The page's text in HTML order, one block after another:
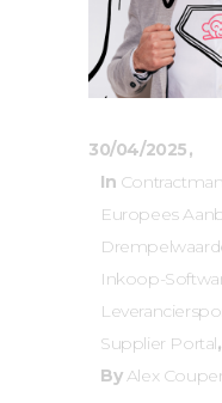
30/04/2025
In
Europees
Inkoop-
Supplier Portal
ByAlex